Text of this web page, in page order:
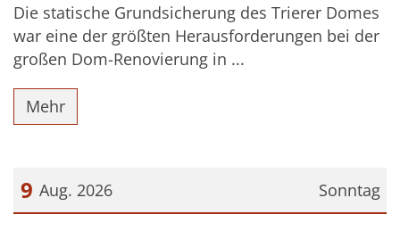
Die statische Grundsicherung des Trierer Domes
war eine der größten Herausforderungen bei der
großen Dom-Renovierung in ...
Mehr
Sonntag
9 Aug. 2026